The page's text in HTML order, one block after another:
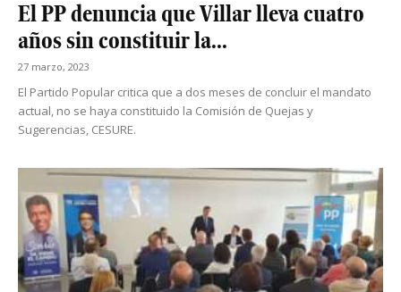
El PP denuncia que Villar lleva cuatro
años sin constituir la...
27 marzo, 2023
El Partido Popular critica que a dos meses de concluir el mandato
actual, no se haya constituido la Comisión de Quejas y
Sugerencias, CESURE.